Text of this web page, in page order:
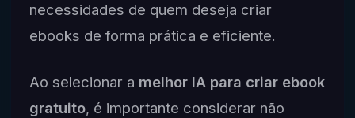
necessidades de quem deseja criar
ebooks de forma prática e eficiente.
Ao selecionar a melhor IA para criar ebook
gratuito, é importante considerar não